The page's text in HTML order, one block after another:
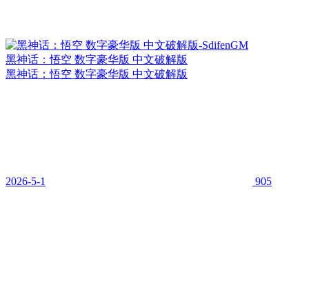
黑神话：悟空 数字豪华版 中文破解版
黑神话：悟空 数字豪华版 中文破解版
2026-5-1 905